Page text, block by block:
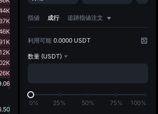
指値 成行 追跡指値注文
利用可能 0.0000 USDT
数量 (USDT)
0% 25% 50% 75% 100%